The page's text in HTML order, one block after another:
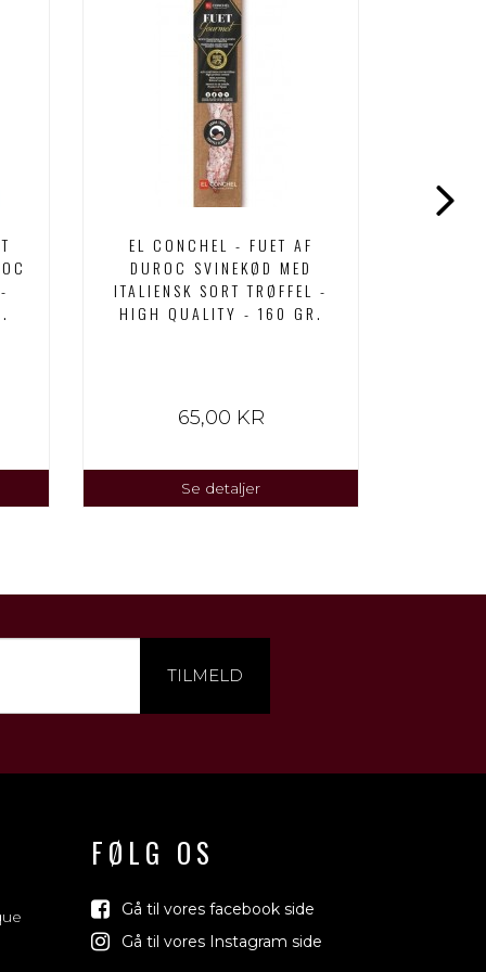
EL CONCHEL - FUET AF
DUROC SVINEKØD MED
ITALIENSK SORT TRØFFEL -
HIGH QUALITY - 160 GR.
65,00 KR
Se detaljer
TILMELD
FØLG OS
Gå til vores facebook side
Gå til vores Instagram side